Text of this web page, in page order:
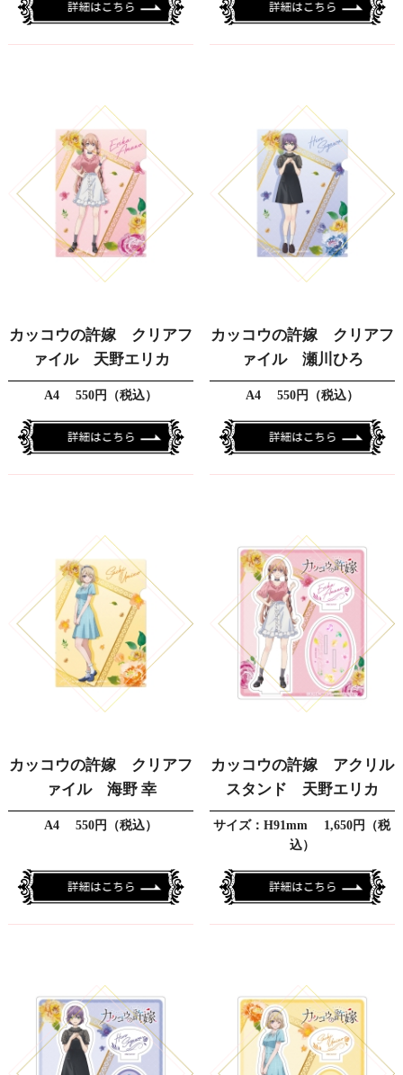
カッコウの許嫁 クリアフ
ァイル 天野エリカ
A4 550円（税込）
カッコウの許嫁 クリアフ
ァイル 瀬川ひろ
A4 550円（税込）
カッコウの許嫁 クリアフ
ァイル 海野 幸
A4 550円（税込）
カッコウの許嫁 アクリル
スタンド 天野エリカ
サイズ：H91mm 1,650円（税
込）